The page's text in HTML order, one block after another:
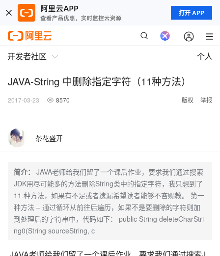
打开 APP
开发者社区 个人
JAVA-String 中删除指定字符（11种方法）
2017-03-23 8570 版权 举报
茶花盛开
简介：
JAVA老师给我们留了一个课后作业，要求我们通过搜索
JDK用尽可能多的方法删除String类中的指定字符，我只想到了
11 种方法，如果有不足或者遗漏希望读者能够不吝赐教。 第一
种方法 – 通过循环从前往后遍历，如果不是要删除的字符则加
到处理后的字符串中，代码如下： public String deleteCharStri
ng0(String sourceString, c